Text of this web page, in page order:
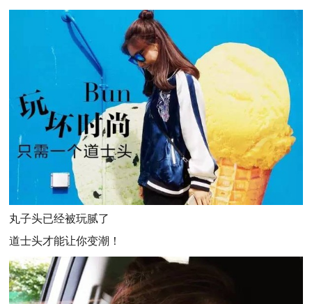
丸子头已经被玩腻了
道士头才能让你变潮！